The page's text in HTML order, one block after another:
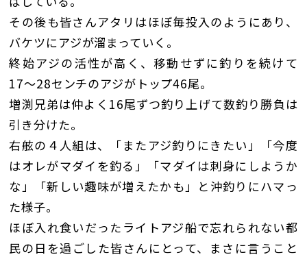
その後も皆さんアタリはほぼ毎投入のようにあり、
バケツにアジが溜まっていく。
終始アジの活性が高く、移動せずに釣りを続けて
17〜28センチのアジがトップ46尾。
増渕兄弟は仲よく16尾ずつ釣り上げて数釣り勝負は
引き分けた。
右舷の４人組は、「またアジ釣りにきたい」「今度
はオレがマダイを釣る」「マダイは刺身にしようか
な」「新しい趣味が増えたかも」と沖釣りにハマっ
た様子。
ほぼ入れ食いだったライトアジ船で忘れられない都
民の日を過ごした皆さんにとって、まさに言うこと